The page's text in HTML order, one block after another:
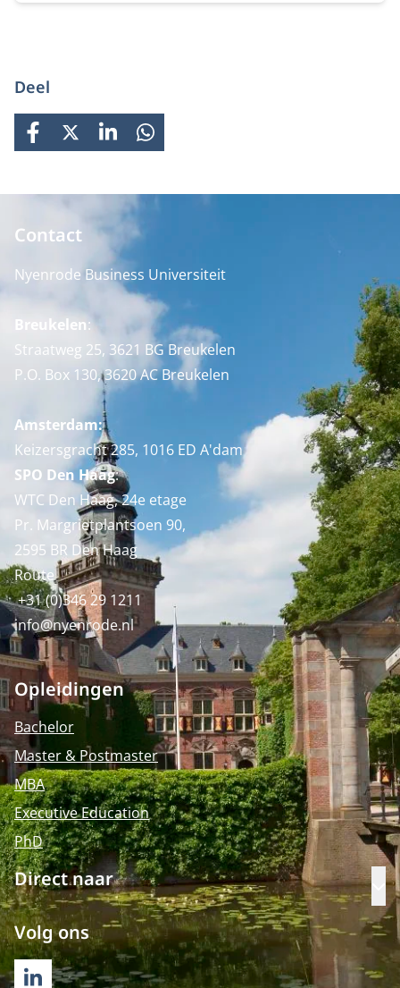
Deel
FACEBOOK
X LINKEDINWHATSAPP
Contact
Nyenrode Business Universiteit
Breukelen:
Straatweg 25, 3621 BG Breukelen
P.O. Box 130, 3620 AC Breukelen
Amsterdam:
Keizersgracht 285, 1016 ED A'dam
SPO Den Haag:
WTC Den Haag, 24e etage
Pr. Margrietplantsoen 90,
2595 BR Den Haag
Route
+31 (0)346 29 1211
info@nyenrode.nl
Opleidingen
Bachelor
Master & Postmaster
MBA
Executive Education
PhD
Direct naar
Volg ons